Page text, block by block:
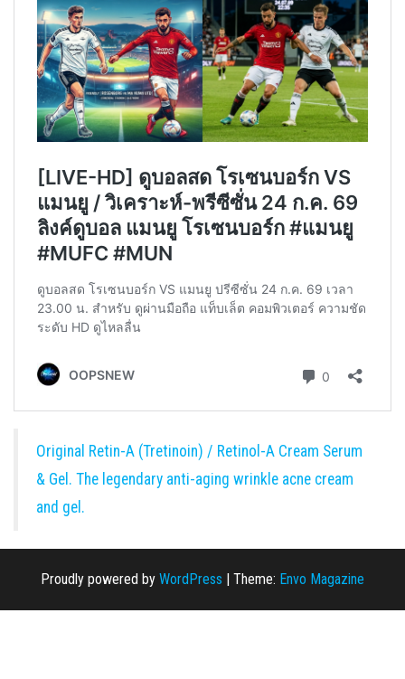
Original Retin-A (Tretinoin) / Retinol-A Cream Serum
& Gel. The legendary anti-aging wrinkle acne cream
and gel.
Proudly powered by WordPress | Theme: Envo Magazine